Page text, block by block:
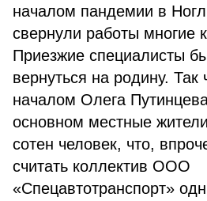
началом пандемии в
свернули работы многие
Приезжие специалисты
вернуться на родину. Так
началом Олега
основном местные
сотен человек, что,
считать коллектив ООО
«Спецавтотранспорт»